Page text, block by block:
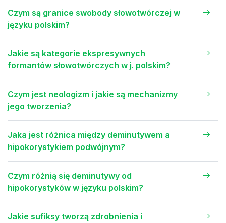
Czym są granice swobody słowotwórczej w
języku polskim?
Jakie są kategorie ekspresywnych
formantów słowotwórczych w j. polskim?
Czym jest neologizm i jakie są mechanizmy
jego tworzenia?
Jaka jest różnica między deminutywem a
hipokorystykiem podwójnym?
Czym różnią się deminutywy od
hipokorystyków w języku polskim?
Jakie sufiksy tworzą zdrobnienia i